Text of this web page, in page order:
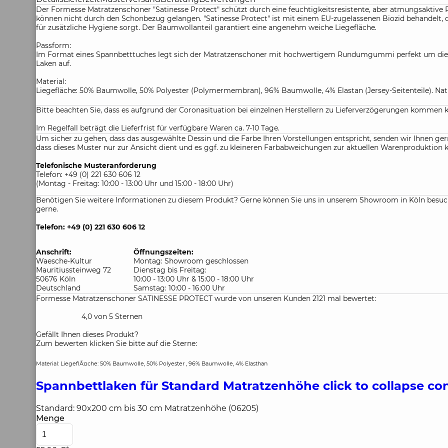
Der Formesse Matratzenschoner "Satinesse Protect" schützt durch eine feuchtigkeitsresistente, aber atmungsaktive
können nicht durch den Schonbezug gelangen. "Satinesse Protect" ist mit einem EU-zugelassenen Biozid
für zusätzliche Hygiene sorgt. Der Baumwollanteil garantiert eine angenehm weiche Liegefläche.
Passform:
Im Format eines Spannbetttuches legt sich der Matratzenschoner mit hochwertigem Rundumgummi perfekt um
Laken auf.
Material:
Liegefläche: 50% Baumwolle, 50% Polyester (Polymermembran), 96% Baumwolle, 4% Elastan (Jersey-Seitenteile).
Bitte beachten Sie, dass es aufgrund der Coronasituation bei einzelnen Herstellern zu Lieferverzögerungen kommen
Im Regelfall beträgt die Lieferfrist für verfügbare Waren ca. 7-10 Tage.
Um sicher zu gehen, dass das ausgewählte Dessin und die Farbe Ihren Vorstellungen entspricht, senden wir Ihnen
dass dieses Muster nur zur Ansicht dient und es ggf. zu kleineren Farbabweichungen zur aktuellen Warenproduktion
Telefonische Musteranforderung
Telefon: +49 (0) 221 630 606 12
(Montag - Freitag: 10:00 - 13:00 Uhr und 15:00 - 18:00 Uhr)
Benötigen Sie weitere Informationen zu diesem Produkt? Gerne können Sie uns in unserem Showroom in Köln
gerne.
Telefon: +49 (0) 221 630 606 12
Anschrift:
Waesche-Kultur
Mauritiussteinweg 72
50676 Köln
Deutschland
Öffnungszeiten:
Montag: Showroom geschlossen
Dienstag bis Freitag:
10:00 - 13:00 Uhr & 15:00 - 18:00 Uhr
Samstag: 10:00 - 16:00 Uhr
Formesse Matratzenschoner SATINESSE PROTECT wurde von unseren Kunden 2121 mal bewertet:
4,0 von 5 Sternen
Gefällt Ihnen dieses Produkt?
Zum bewerten klicken Sie bitte auf die Sterne:
Material: LiegeflÃ¤che: 50% Baumwolle, 50% Polyester , 96% Baumwolle, 4% Elasthan
Spannbettlaken für Standard Matratzenhöhe click to collapse
Standard: 90x200 cm bis 30 cm Matratzenhöhe (06205)
Menge